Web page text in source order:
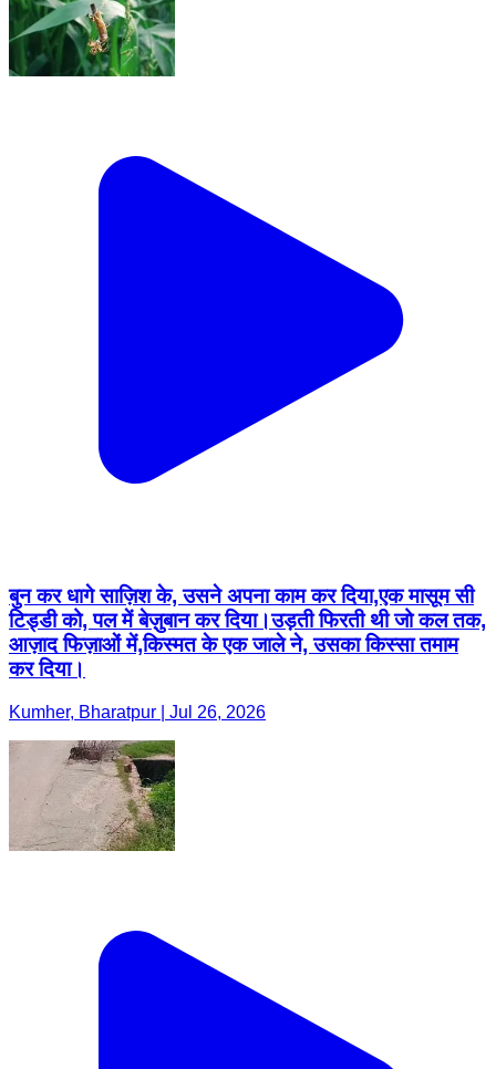
बुन कर धागे साज़िश के, उसने अपना काम कर दिया,एक मासूम सी
टिड्डी को, पल में बेज़ुबान कर दिया।उड़ती फिरती थी जो कल तक,
आज़ाद फिज़ाओं में,किस्मत के एक जाले ने, उसका किस्सा तमाम
कर दिया।
Kumher, Bharatpur | Jul 26, 2026